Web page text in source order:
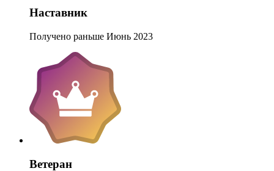
Наставник
Получено раньше Июнь 2023
Ветеран